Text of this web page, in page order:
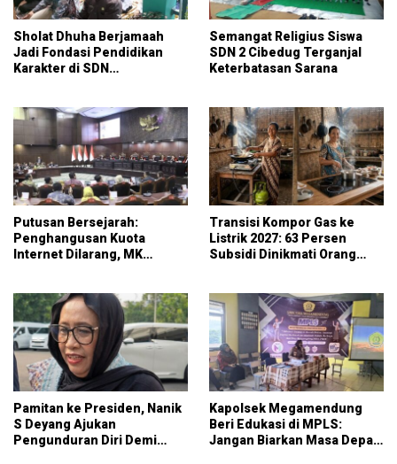
Sholat Dhuha Berjamaah
Jadi Fondasi Pendidikan
Karakter di SDN
Semangat Religius Siswa
SDN 2 Cibedug Terganjal
Keterbatasan Sarana
Putusan Bersejarah:
Penghangusan Kuota
Internet Dilarang, MK
Transisi Kompor Gas ke
Listrik 2027: 63 Persen
Subsidi Dinikmati Orang
Pamitan ke Presiden, Nanik
S Deyang Ajukan
Pengunduran Diri Demi
Kapolsek Megamendung
Beri Edukasi di MPLS:
Jangan Biarkan Masa Depan